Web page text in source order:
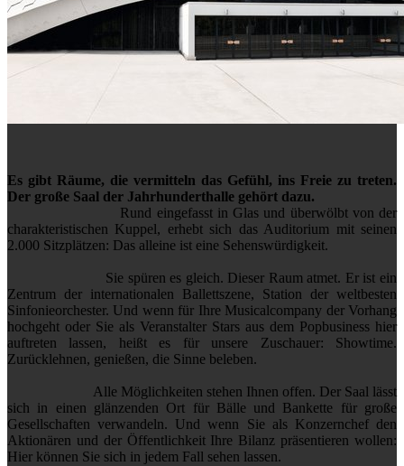
Es gibt Räume, die vermitteln das Gefühl, ins Freie zu treten.
Der große Saal der Jahrhunderthalle gehört dazu.
Rund eingefasst in Glas und überwölbt von der
charakteristischen Kuppel, erhebt sich das Auditorium mit seinen
2.000 Sitzplätzen: Das alleine ist eine Sehenswürdigkeit.
Sie spüren es gleich. Dieser Raum atmet. Er ist ein
Zentrum der internationalen Ballettszene, Station der weltbesten
Sinfonieorchester. Und wenn für Ihre Musicalcompany der Vorhang
hochgeht oder Sie als Veranstalter Stars aus dem Popbusiness hier
auftreten lassen, heißt es für unsere Zuschauer: Showtime.
Zurücklehnen, genießen, die Sinne beleben.
Alle Möglichkeiten stehen Ihnen offen. Der Saal lässt
sich in einen glänzenden Ort für Bälle und Bankette für große
Gesellschaften verwandeln. Und wenn Sie als Konzernchef den
Aktionären und der Öffentlichkeit Ihre Bilanz präsentieren wollen:
Hier können Sie sich in jedem Fall sehen lassen.